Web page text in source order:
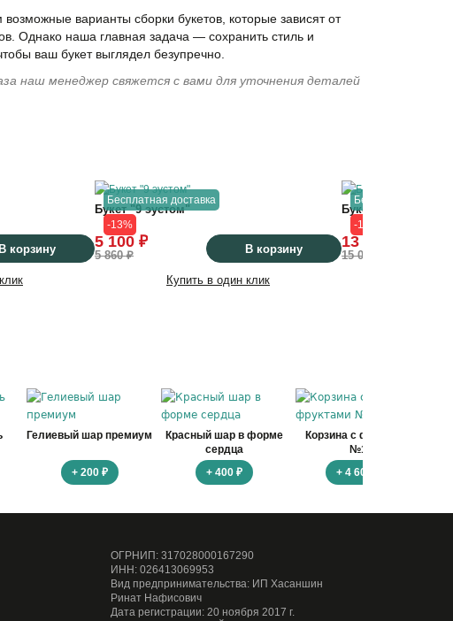
варианты сборки букетов, которые зависят от
Однако наша главная задача — сохранить стиль и
ваш букет выглядел безупречно.
наш менеджер свяжется с вами для уточнения деталей
В корзину
Бесплатная доставка
-13%
Букет "9 эустом"
5 100 ₽
5 860 ₽ В корзину
Купить в один клик
Бесплатная
-13%
Букет "25 эустом"
13 100 ₽
15 060 ₽
Гелиевый шар премиум
+ 200 ₽
Красный шар в форме
сердца
+ 400 ₽
Корзина с фруктами
№1
+ 4 600 ₽
ОГРНИП: 317028000167290
ИНН: 026413069953
Вид предпринимательства: ИП Хасаншин
Ринат Нафисович
Дата регистрации: 20 ноября 2017 г.